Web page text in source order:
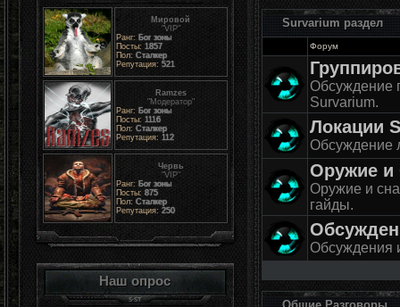
Мировой
"VIP"
Ранг: Бог зоны
Посты: 1857
Пол: Сталкер
Репутация: 521
Ramzes
"Модератор"
Ранг: Бог зоны
Посты: 1116
Пол: Сталкер
Репутация: 112
Червь
"VIP"
Ранг: Бог зоны
Посты: 875
Пол: Сталкер
Репутация: 250
Наш опрос
Survarium раздел
Форум
Обсуждение
Survarium.
Локации
Обсуждение
Оружие и
Оружие и
гайды.
Обсуждения